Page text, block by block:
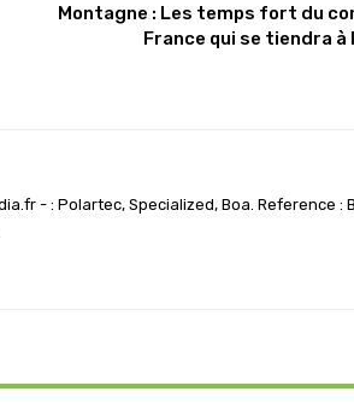
Montagne : Les temps fort du
France qui se tiendra
- : Polartec, Specialized, Boa. Reference :